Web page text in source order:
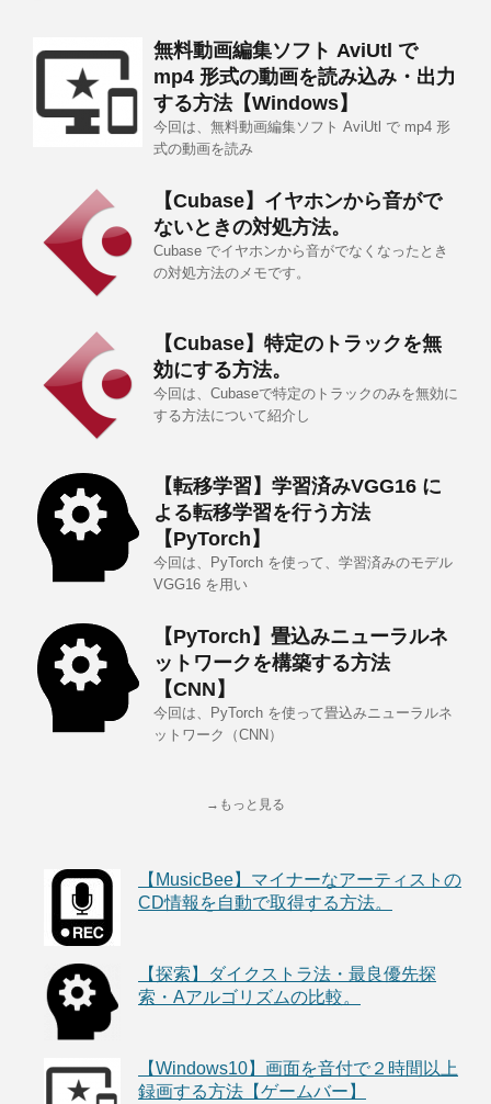
無料動画編集ソフト AviUtl で
mp4 形式の動画を読み込み・出力
する方法【Windows】
今回は、無料動画編集ソフト AviUtl で mp4 形
式の動画を読み
【Cubase】イヤホンから音がで
ないときの対処方法。
Cubase でイヤホンから音がでなくなったとき
の対処方法のメモです。
【Cubase】特定のトラックを無
効にする方法。
今回は、Cubaseで特定のトラックのみを無効に
する方法について紹介し
【転移学習】学習済みVGG16 に
よる転移学習を行う方法
【PyTorch】
今回は、PyTorch を使って、学習済みのモデル
VGG16 を用い
【PyTorch】畳込みニューラルネ
ットワークを構築する方法
【CNN】
今回は、PyTorch を使って畳込みニューラルネ
ットワーク（CNN）
→もっと見る
【MusicBee】マイナーなアーティストの
CD情報を自動で取得する方法。
【探索】ダイクストラ法・最良優先探
索・Aアルゴリズムの比較。
【Windows10】画面を音付で２時間以上
録画する方法【ゲームバー】